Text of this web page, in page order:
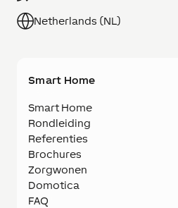
Netherlands (NL)
Smart Home
Smart Home
Rondleiding
Referenties
Brochures
Zorgwonen
Domotica
FAQ